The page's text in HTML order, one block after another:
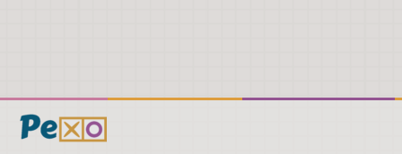
Šírka obalu
27.5 cm
Výška obalu